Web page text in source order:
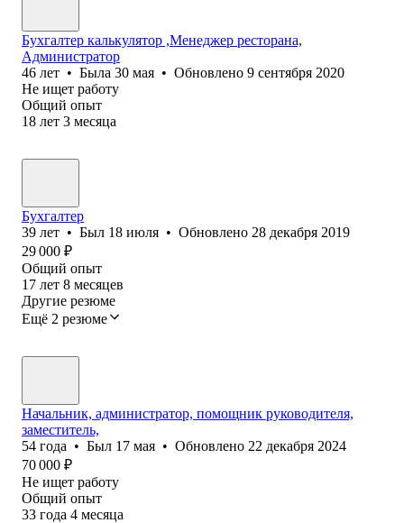
Бухгалтер калькулятор ,Менеджер ресторана,
Администратор
46 лет • Была 30 мая • Обновлено 9 сентября 2020
Не ищет работу
Общий опыт
18 лет 3 месяца
Бухгалтер
39 лет • Был 18 июля • Обновлено 28 декабря 2019
29 000 ₽
Общий опыт
17 лет 8 месяцев
Другие резюме
Ещё 2 резюме
Начальник, администратор, помощник руководителя,
заместитель,
54 года • Был 17 мая • Обновлено 22 декабря 2024
70 000 ₽
Не ищет работу
Общий опыт
33 года 4 месяца